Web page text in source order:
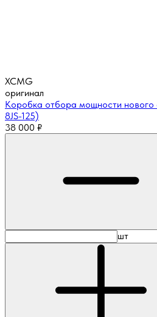
XCMG
оригинал
Коробка отбора мощности
8JS-125)
38 000 ₽
шт